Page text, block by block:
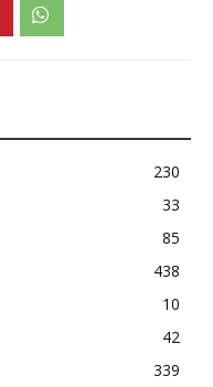
230
33
85
438
10
42
339